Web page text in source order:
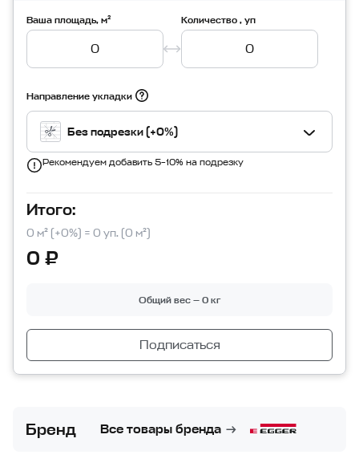
Ваша площадь, м² Количество , уп
Направление укладки
Без подрезки (+0%)
Рекомендуем добавить 5–10% на подрезку
Итого:
0 м² (+0%) = 0 уп. (0 м²)
0 ₽
Общий вес — 0 кг
Подписаться
Бренд Все товары бренда